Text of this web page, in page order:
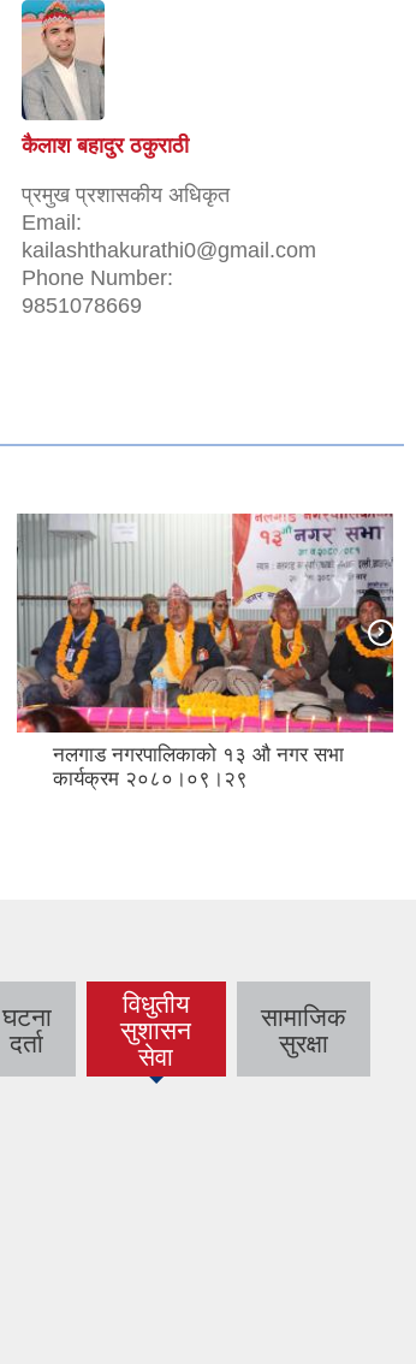
कैलाश बहादुर ठकुराठी
प्रमुख प्रशासकीय अधिकृत
Email:
kailashthakurathi0@gmail.com
Phone Number:
9851078669
नलगाड नगरपालिकाको १३ औ नगर सभा
कार्यक्रम २०८०।०९।२९
घटना
दर्ता
विधुतीय
सुशासन
सेवा
(active
tab)
सामाजिक
सुरक्षा